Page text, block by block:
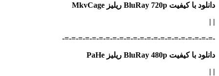
دانلود با کیفیت BluRay 720p ریلیز MkvCage
|
|
-=-=-=-=-=-=-=-=-=-=-=-=-=-=-=-=-=-=-=-=-=-=-
دانلود با کیفیت BluRay 480p ریلیز PaHe
|
|